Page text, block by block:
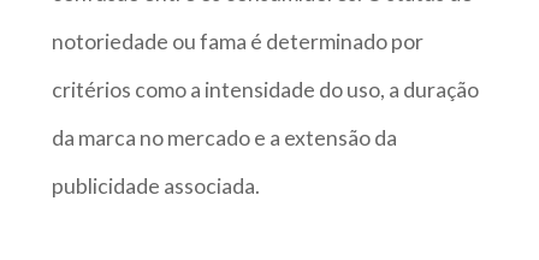
notoriedade ou fama é determinado por
critérios como a intensidade do uso, a duração
da marca no mercado e a extensão da
publicidade associada.